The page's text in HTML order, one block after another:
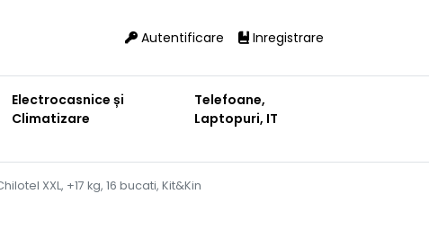
Autentificare Inregistrare
Electrocasnice și
Climatizare
Telefoane,
Laptopuri, IT
XXL, +17 kg, 16 bucati, Kit&Kin